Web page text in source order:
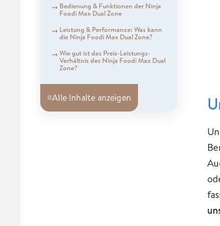
Bedienung & Funktionen der Ninja
Foodi Max Dual Zone
Leistung & Performance: Was kann
die Ninja Foodi Max Dual Zone?
Wie gut ist das Preis-Leistungs-
Verhältnis des Ninja Foodi Max Dual
Zone?
≡Alle Inhalte anzeigen